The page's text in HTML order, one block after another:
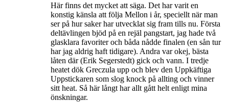
Här finns det mycket att säga. Det har varit en
konstig känsla att följa Mellon i år, speciellt när man
ser på hur saker har utvecklat sig fram tills nu. Första
deltävlingen bjöd på en rejäl pangstart, jag hade två
glasklara favoriter och båda nådde finalen (en sån tur
har jag aldrig haft tidigare). Andra var okej, bästa
låten där (Erik Segerstedt) gick och vann. I tredje
heatet dök Greczula upp och blev den Uppkäftiga
Uppstickaren som slog knock på allting och vinner
sitt heat. Så här långt har allt gått helt enligt mina
önskningar.